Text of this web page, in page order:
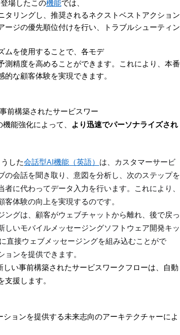
場したこの機能では、
タリングし、推奨されるネクストベストアクション
ジの優先順位付けを行い、トラブルシューティン
ムを使用することで、各モデ
精度を高めることができます。これにより、本番
な顧客体験を実現できます。
前構築されたサービスワー
能強化によって、
より迅速でパーソナライズされ
した会話型AI機能（英語） は、カスタマーサービ
会話を聞き取り、意図を分析し、次のステップを
に代わってデータ入力を行います。これにより、
体験の向上を実現するのです。
ングは、顧客がウェブチャットから離れ、後で戻っ
いモバイルメッセージングソフトウェア開発キッ
直接ウェブメッセージングを組み込むことがで
ンを提供できます。
い事前構築されたサービスワークフローは、自動
援します。
ションを提供する未来志向のアーキテクチャーによ